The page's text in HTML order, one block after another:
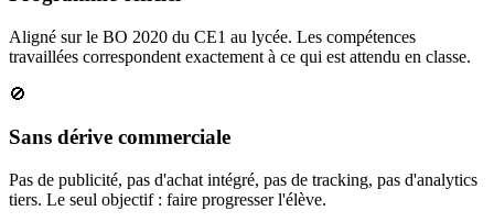
Aligné sur le BO 2020 du CE1 au lycée. Les compétences
travaillées correspondent exactement à ce qui est attendu en classe.
🚫
Sans dérive commerciale
Pas de publicité, pas d'achat intégré, pas de tracking, pas d'analytics
tiers. Le seul objectif : faire progresser l'élève.